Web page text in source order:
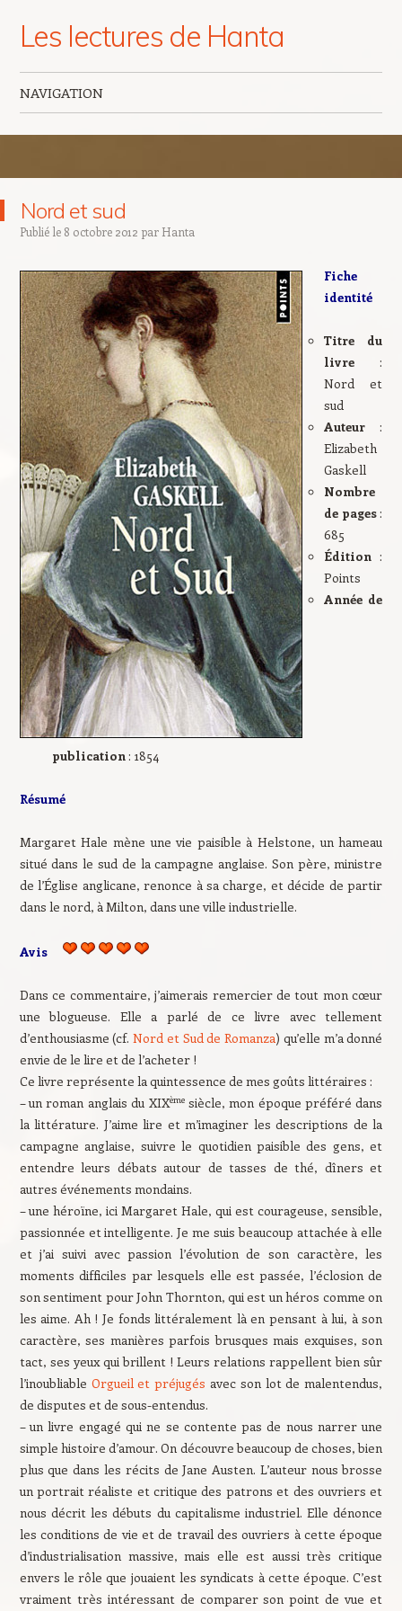
Les lectures de Hanta
NAVIGATION
Nord et sud
Publié le 8 octobre 2012 par Hanta
Fiche
identité
Titre du
livre:
Nord et
sud
Auteur:
Elizabeth
Gaskell
Nombre
de pages:
685
Édition:
Points
Année de
publication: 1854
Résumé
Margaret Hale mène une vie paisible à Helstone, un hameau
situé dans le sud de la campagne anglaise. Son père, ministre
de l’Église anglicane, renonce à sa charge, et décide de partir
dans le nord, à Milton, dans une ville industrielle.
Avis
Dans ce commentaire, j’aimerais remercier de tout mon cœur
une blogueuse. Elle a parlé de ce livre avec tellement
d’enthousiasme (cf.Nord et Sud de Romanza) qu’elle m’a donné
envie de le lire et de l’acheter !
Ce livre représente la quintessence de mes goûts littéraires :
– un roman anglais du XIXèmesiècle, mon époque préféré dans
la littérature. J’aime lire et m’imaginer les descriptions de la
campagne anglaise, suivre le quotidien paisible des gens, et
entendre leurs débats autour de tasses de thé, dîners et
autres événements mondains.
– une héroïne, ici Margaret Hale, qui est courageuse, sensible,
passionnée et intelligente. Je me suis beaucoup attachée à elle
et j’ai suivi avec passion l’évolution de son caractère, les
moments difficiles par lesquels elle est passée, l’éclosion de
son sentiment pour John Thornton, qui est un héros comme on
les aime. Ah ! Je fonds littéralement là en pensant à lui, à son
caractère, ses manières parfois brusques mais exquises, son
tact, ses yeux qui brillent ! Leurs relations rappellent bien sûr
l’inoubliable Orgueil et préjugés avec son lot de malentendus,
de disputes et de sous-entendus.
– un livre engagé qui ne se contente pas de nous narrer une
simple histoire d’amour. On découvre beaucoup de choses, bien
plus que dans les récits de Jane Austen. L’auteur nous brosse
un portrait réaliste et critique des patrons et des ouvriers et
nous décrit les débuts du capitalisme industriel. Elle dénonce
les conditions de vie et de travail des ouvriers à cette époque
d’industrialisation massive, mais elle est aussi très critique
envers le rôle que jouaient les syndicats à cette époque. C’est
vraiment très intéressant de comparer son point de vue et